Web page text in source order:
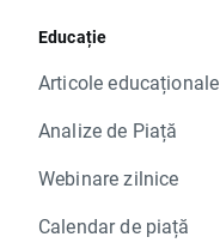
Educație
Articole educaționale
Analize de Piață
Webinare zilnice
Calendar de piață